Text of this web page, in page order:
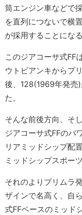
筒エンジン車などで
を直列につないで横
が採用することにな
このジアコーサ式FF
ウトビアンキからプ
後、128(1969年発売
た。
そんな前後方向、そ
ジアコーサ式FFのパ
リアミッドシップ配
ミッドシップスポー
それのよりプリムラ
ザインで名高く、自
式FFベースのミッド